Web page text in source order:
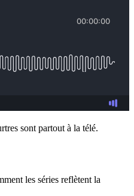
sont partout à la télé.
les séries reflètent la